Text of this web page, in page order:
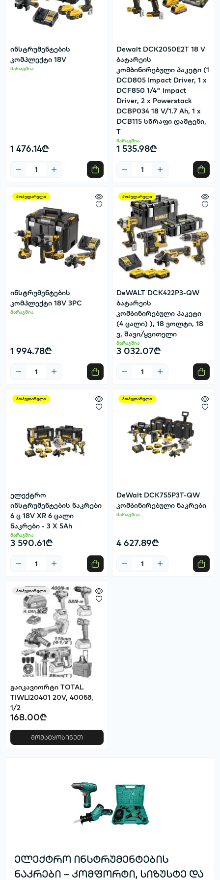
ინსტრუმენტების
კომპლექტი 18V
მარაგშია
1 476.14₾
Dewalt DCK2050E2T 18 V
ბატარეის
კომბინირებული პაკეტი (1
DCD805 Impact Driver, 1 x
DCF850 1/4" Impact
Driver, 2 x Powerstack
DCBP034 18 V/1.7 Ah, 1 x
DCB115 სწრაფი დამტენი,
T
მარაგშია
1 535.98₾
პოპულარული
ინსტრუმენტების
კომპლექტი 18V 3PC
მარაგშია
1 994.78₾
პოპულარული
DeWALT DCK422P3-QW
ბატარეის
კომბინირებული პაკეტი
(4 ცალი) ), 18 ვოლტი, 18
ვ, შავი/ყვითელი
მარაგშია
3 032.07₾
პოპულარული
ელექტრო
ინსტრუმენტების ნაკრები
6 ც 18V XR 6 ცალი
ნაკრები - 3 X 5Ah
მარაგშია
3 590.61₾
პოპულარული
DeWalt DCK755P3T-QW
კომბინირებული ნაკრები
მარაგშია
4 627.89₾
პოპულარული
გაიკავიორტი TOTAL
TIWLI20401 20V, 400ნმ,
1/2
168.00₾
მომატყობინეთ
ელექტრო ინსტრუმენტების
ნაკრები – კომფორტი, სიზუსტე და